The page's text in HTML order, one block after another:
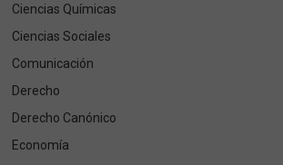
Ciencias Químicas
Ciencias Sociales
Comunicación
Derecho
Derecho Canónico
Economía